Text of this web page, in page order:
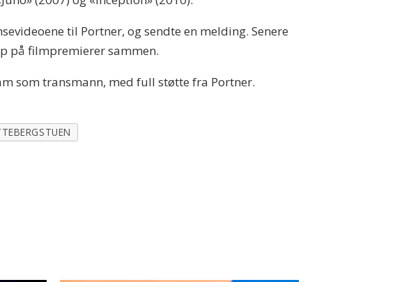
til Portner, og sendte en melding. Senere
på filmpremierer sammen.
som transmann, med full støtte fra Portner.